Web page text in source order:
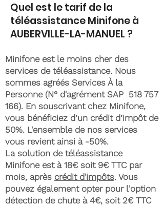
Quel est le tarif de la
téléassistance Minifone à
AUBERVILLE-LA-MANUEL ?
Minifone est le moins cher des
services de téléassistance. Nous
sommes agréés Services À la
Personne (N° d'agrément SAP 518 757
166). En souscrivant chez Minifone,
vous bénéficiez d’un crédit d’impôt de
50%. L'ensemble de nos services
vous revient ainsi à -50%.
La solution de téléassistance
Minifone est à 18€ soit 9€ TTC par
mois, après crédit d'impôts. Vous
pouvez également opter pour l'option
détection de chute à 4€, soit 2€ TTC